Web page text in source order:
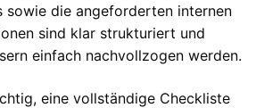
sowie die angeforderten internen
sind klar strukturiert und
einfach nachvollzogen werden.
eine vollständige Checkliste